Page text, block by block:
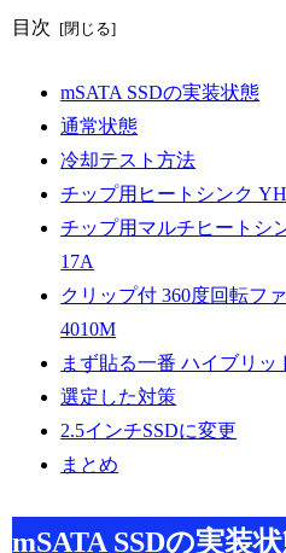
目次
mSATA SSDの実装状態
通常状態
冷却テスト方法
チップ用ヒートシンク
チップ用マルチヒートシ
17A
クリップ付 360度回転フ
4010M
まず貼る一番 ハイブリッ
選定した対策
2.5インチSSDに変更
まとめ
mSATA SSDの実装